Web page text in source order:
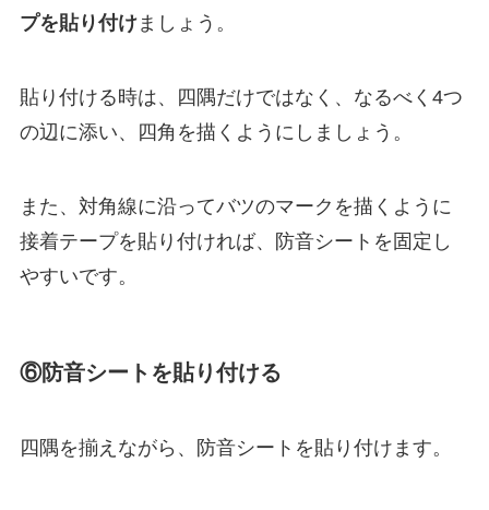
プを貼り付けましょう。
貼り付ける時は、四隅だけではなく、なるべく4つ
の辺に添い、四角を描くようにしましょう。
また、対角線に沿ってバツのマークを描くように
接着テープを貼り付ければ、防音シートを固定し
やすいです。
⑥防音シートを貼り付ける
四隅を揃えながら、防音シートを貼り付けます。